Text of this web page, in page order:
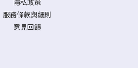
隱私政策
服務條款與細則
意見回饋